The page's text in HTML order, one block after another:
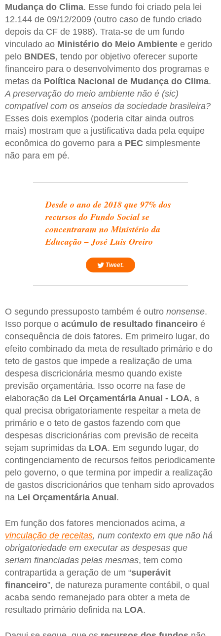
Mudança do Clima. Esse fundo foi criado pela lei
12.144 de 09/12/2009 (outro caso de fundo criado
depois da CF de 1988). Trata-se de um fundo
vinculado ao Ministério do Meio Ambiente e gerido
pelo BNDES, tendo por objetivo oferecer suporte
financeiro para o desenvolvimento dos programas e
metas da Política Nacional de Mudança do Clima.
A preservação do meio ambiente não é (sic)
compatível com os anseios da sociedade brasileira?
Esses dois exemplos (poderia citar ainda outros
mais) mostram que a justificativa dada pela equipe
econômica do governo para a PEC simplesmente
não para em pé.
Desde o ano de 2018 que 97% dos
recursos do Fundo Social se
concentraram no Ministério da
Educação – José Luis Oreiro
Tweet.
O segundo pressuposto também é outro nonsense.
Isso porque o acúmulo de resultado financeiro é
consequência de dois fatores. Em primeiro lugar, do
efeito combinado da meta de resultado primário e do
teto de gastos que impede a realização de uma
despesa discricionária mesmo quando existe
previsão orçamentária. Isso ocorre na fase de
elaboração da Lei Orçamentária Anual - LOA, a
qual precisa obrigatoriamente respeitar a meta de
primário e o teto de gastos fazendo com que
despesas discricionárias com previsão de receita
sejam suprimidas da LOA. Em segundo lugar, do
contingenciamento de recursos feitos periodicamente
pelo governo, o que termina por impedir a realização
de gastos discricionários que tenham sido aprovados
na Lei Orçamentária Anual .
Em função dos fatores mencionados acima, a
vinculação de receitas, num contexto em que não há
obrigatoriedade em executar as despesas que
seriam financiadas pelas mesmas, tem como
contrapartida a geração de um “superávit
financeiro”, de natureza puramente contábil, o qual
acaba sendo remanejado para obter a meta de
resultado primário definida na LOA.